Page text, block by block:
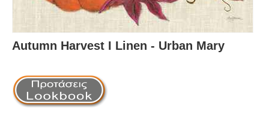
Autumn Harvest I Linen - Urban Mary